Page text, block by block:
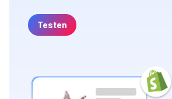
Testen